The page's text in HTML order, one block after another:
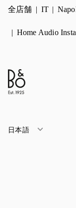
全店舗 IT
Home Audio
日本語